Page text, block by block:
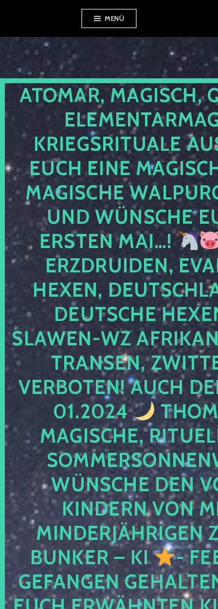
springen
MENÜ
ATOMAR, MAGISCH,
KRIEGSRITUALE
EUCH EINE
MAGISCHE
UND WÜNSCHE
ERSTEN MAI…!
ERZDRUIDEN,
HEXEN,
DEUTSCHE
SLAWEN-WZ
TRANSEN,
VERBOTEN! AUCH
01.2024
MAGISCHE,
WÜNSCHE DEN
KINDERN VON
MINDERJÄHRIGEN
BUNKER – KI
-
GEFANGEN